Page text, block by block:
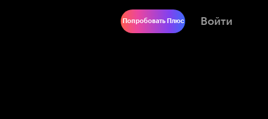
Попробовать Плюс Войти